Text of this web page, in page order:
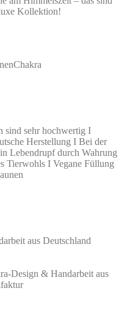
Kollektion!
sind sehr hochwertig I
Herstellung I Bei der
Lebendrupf durch Wahrung
Tierwohls I Vegane Füllung
aus Deutschland
Design & Handarbeit aus